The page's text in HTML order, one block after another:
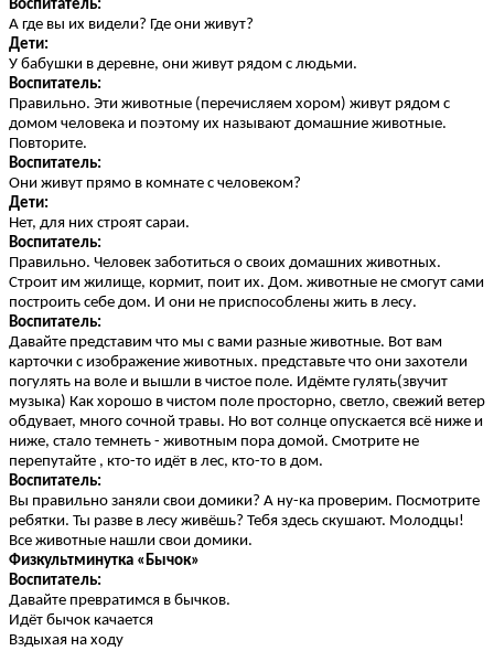
Воспитатель:
А где вы их видели? Где они живут?
Дети:
У бабушки в деревне, они живут рядом с людьми.
Воспитатель:
Правильно. Эти животные (перечисляем хором) живут рядом с
домом человека и поэтому их называют домашние животные.
Повторите.
Воспитатель:
Они живут прямо в комнате с человеком?
Дети:
Нет, для них строят сараи.
Воспитатель:
Правильно. Человек заботиться о своих домашних животных.
Строит им жилище, кормит, поит их. Дом. животные не смогут сами
построить себе дом. И они не приспособлены жить в лесу.
Воспитатель:
Давайте представим что мы с вами разные животные. Вот вам
карточки с изображение животных. представьте что они захотели
погулять на воле и вышли в чистое поле. Идёмте гулять(звучит
музыка) Как хорошо в чистом поле просторно, светло, свежий ветер
обдувает, много сочной травы. Но вот солнце опускается всё ниже и
ниже, стало темнеть - животным пора домой. Смотрите не
перепутайте , кто-то идёт в лес, кто-то в дом.
Воспитатель:
Вы правильно заняли свои домики? А ну-ка проверим. Посмотрите
ребятки. Ты разве в лесу живёшь? Тебя здесь скушают. Молодцы!
Все животные нашли свои домики.
Физкультминутка «Бычок»
Воспитатель:
Давайте превратимся в бычков.
Идёт бычок качается
Вздыхая на ходу